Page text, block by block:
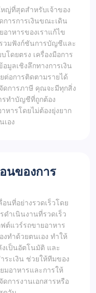
ญ่ที่สุดสำหรับเจ้าของ
การการเงินขณะเดิน
อาหารของเราแก้ไข
วมฟังก์ชันการบัญชีและ
โดยตรง เครื่องมือการ
มูลเชิงลึกทางการเงิน
ต่อการติดตามรายได้
ดการภาษี คุณจะมีทุกสิ่ง
ทำบัญชีที่ถูกต้อง
หารโดยไม่ต้องยุ่งยาก
เอง
นของการ
นที่อย่างรวดเร็วโดย
ดำเนินงานที่รวดเร็ว
ต์แวร์รถขายอาหาร
ทำด้วยตนเอง ทำให้
เป็นอัตโนมัติ และ
ระเงิน ช่วยให้ทีมของ
มอาหารและการให้
การงานเอกสารหรือ